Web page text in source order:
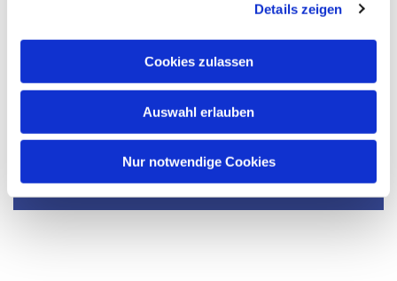
Details zeigen
Cookies zulassen
Auswahl erlauben
Nur notwendige Cookies
Dies könnte Sie auch
interessieren